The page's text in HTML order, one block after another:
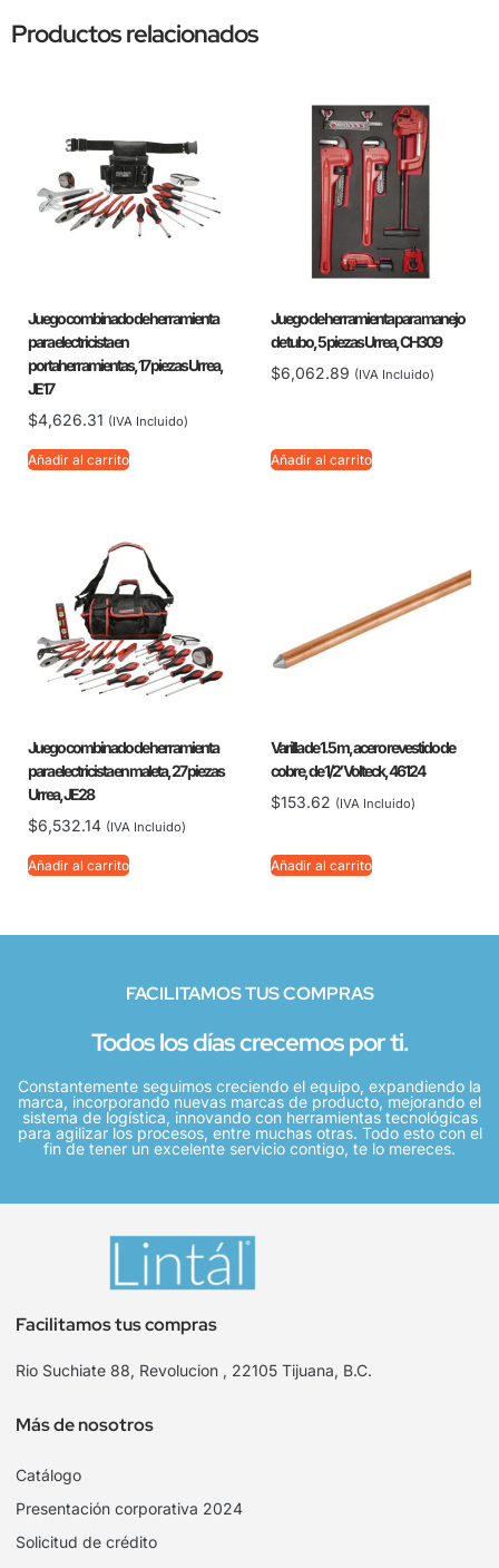
Productos relacionados
Juego combinado de herramienta
para electricista en
portaherramientas, 17 piezas Urrea,
JE17
$4,626.31 (IVA Incluido)
Añadir al carrito
Juego de herramienta para manejo
de tubo, 5 piezas Urrea, CH309
$6,062.89 (IVA Incluido)
Añadir al carrito
Juego combinado de herramienta
para electricista en maleta, 27 piezas
Urrea, JE28
$6,532.14 (IVA Incluido)
Añadir al carrito
Varilla de 1.5 m, acero revestido de
cobre, de 1/2′ Volteck, 46124
$153.62 (IVA Incluido)
Añadir al carrito
FACILITAMOS TUS COMPRAS
Todos los días crecemos por ti.
Constantemente seguimos creciendo el equipo, expandiendo la
marca, incorporando nuevas marcas de producto, mejorando el
sistema de logística, innovando con herramientas tecnológicas
para agilizar los procesos, entre muchas otras. Todo esto con el
fin de tener un excelente servicio contigo, te lo mereces.
Facilitamos tus compras
Rio Suchiate 88, Revolucion , 22105 Tijuana, B.C.
Más de nosotros
Catálogo
Presentación corporativa 2024
Solicitud de crédito